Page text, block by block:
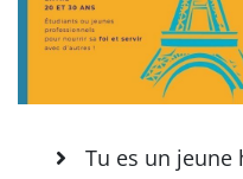
Tu es un jeune